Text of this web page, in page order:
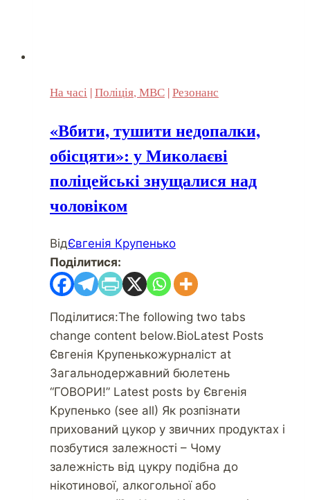
На часі |Поліція, МВС |Резонанс
«Вбити, тушити недопалки,
обісцяти»: у Миколаєві
поліцейські знущалися над
чоловіком
ВідЄвгенія Крупенько
Поділитися:
Поділитися:The following two tabs
change content below.BioLatest Posts
Євгенія Крупенькожурналіст at
Загальнодержавний бюлетень
“ГОВОРИ!” Latest posts by Євгенія
Крупенько (see all) Як розпізнати
прихований цукор у звичних продуктах і
позбутися залежності – Чому
залежність від цукру подібна до
нікотинової, алкогольної або